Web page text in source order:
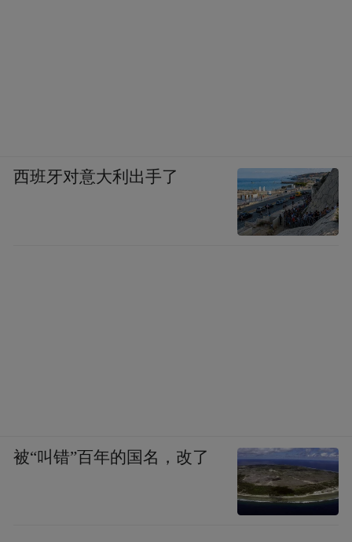
西班牙对意大利出手了
被“叫错”百年的国名，改了